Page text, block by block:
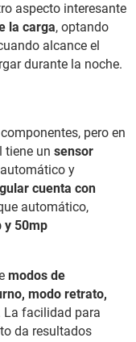
aspecto interesante
la carga, optando
alcance el
durante la noche.
pero en
tiene un sensor
y
cuenta con
automático,
y 50mp
modos de
modo retrato,
La facilidad para
da resultados